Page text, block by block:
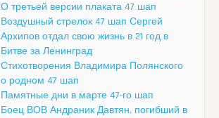
О третьей версии плаката 47 шап
Воздушный стрелок 47 шап Сергей
Архипов отдал свою жизнь в 21 год в
Битве за Ленинград
Стихотворения Владимира Полянского
о родном 47 шап
Памятные дни в марте 47-го шап
Боец ВОВ Андраник Давтян, погибший в